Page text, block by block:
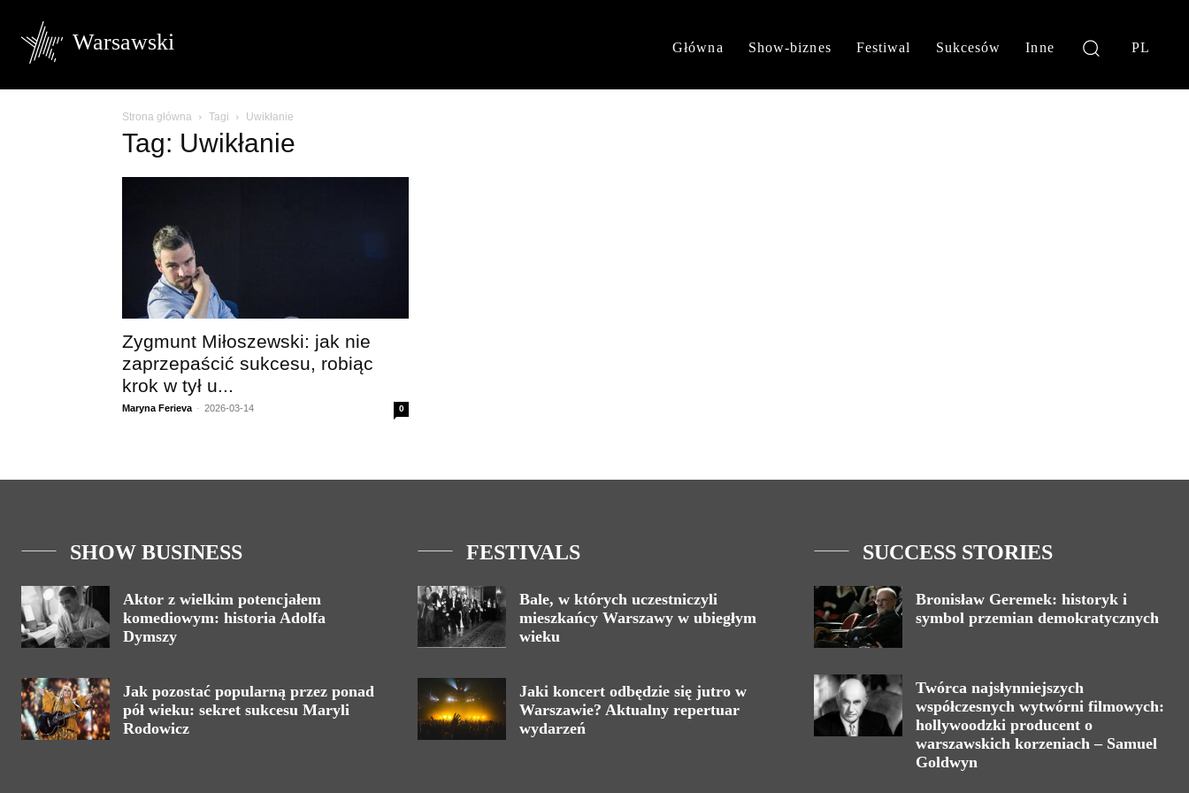
Warsawski Główna Show-biznes Festiwal Sukcesów Inne PL
Strona główna Tagi Uwikłanie
Tag: Uwikłanie
Zygmunt Miłoszewski: jak nie
zaprzepaścić sukcesu, robiąc
krok w tył u...
Maryna Ferieva - 2026-03-14 0
SHOW BUSINESS
Aktor z wielkim potencjałem
komediowym: historia Adolfa
Dymszy
Jak pozostać popularną przez ponad
pół wieku: sekret sukcesu Maryli
Rodowicz
FESTIVALS
Bale, w których uczestniczyli
mieszkańcy Warszawy w ubiegłym
wieku
Jaki koncert odbędzie się jutro w
Warszawie? Aktualny repertuar
wydarzeń
SUCCESS STORIES
Bronisław Geremek: historyk i
symbol przemian demokratycznych
Twórca najsłynniejszych
współczesnych wytwórni filmowych:
hollywoodzki producent o
warszawskich korzeniach – Samuel
Goldwyn